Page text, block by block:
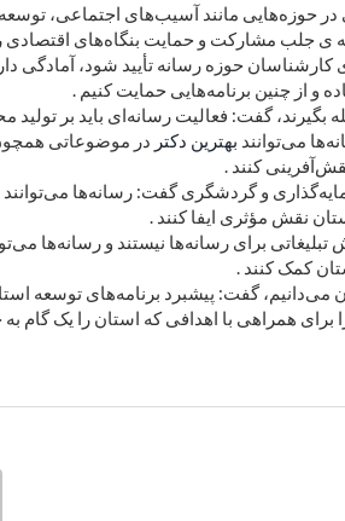
در حوزه‌هایی مانند آسیب‌های اجتماعی،
‌ی جلب مشارکت و حمایت بنگاه‌های اقتصادی
حوزه رسانه تأیید شود، آمادگی
از چنین برنامه‌هایی حمایت کنیم .
بگیرند، گفت: فعالیت رسانه‌ای باید بر تولید
می‌توانند بهترین دکتر در موضوعاتی
کنند .
و گردشگری گفت: رسانه‌ها
نقش مؤثری ایفا کنند .
برای رسانه‌ها نیستند و رسانه‌ها
کمک کنند .
می‌دانیم، گفت: پیشبرد برنامه‌های توسعه
برای همراهی با اهدافی که استان را یک گام